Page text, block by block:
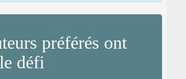
préférés ont
défi